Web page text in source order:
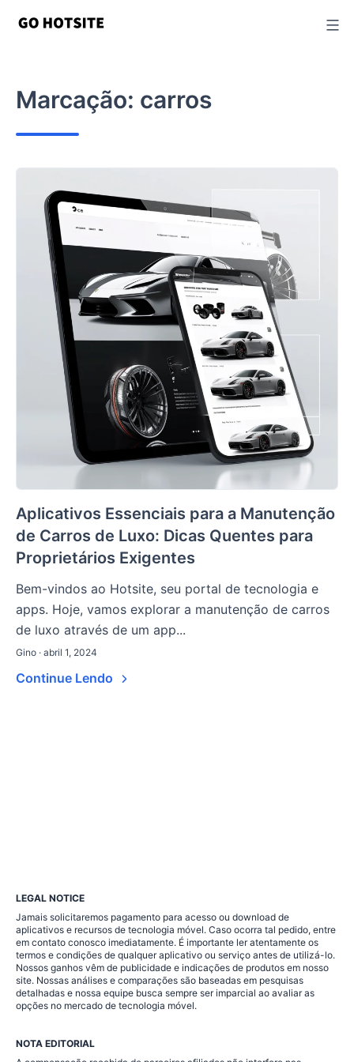
Marcação: carros
Aplicativos Essenciais para a Manutenção
de Carros de Luxo: Dicas Quentes para
Proprietários Exigentes
Bem-vindos ao Hotsite, seu portal de tecnologia e
apps. Hoje, vamos explorar a manutenção de carros
de luxo através de um app...
Gino · abril 1, 2024
Continue Lendo
LEGAL NOTICE
Jamais solicitaremos pagamento para acesso ou download de
aplicativos e recursos de tecnologia móvel. Caso ocorra tal pedido, entre
em contato conosco imediatamente. É importante ler atentamente os
termos e condições de qualquer aplicativo ou serviço antes de utilizá-lo.
Nossos ganhos vêm de publicidade e indicações de produtos em nosso
site. Nossas análises e comparações são baseadas em pesquisas
detalhadas e nossa equipe busca sempre ser imparcial ao avaliar as
opções no mercado de tecnologia móvel.
NOTA EDITORIAL